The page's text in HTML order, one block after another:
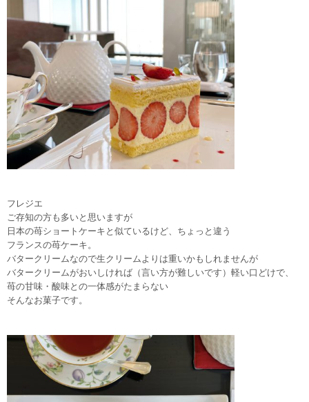
フレジエ
ご存知の方も多いと思いますが
日本の苺ショートケーキと似ているけど、ちょっと違う
フランスの苺ケーキ。
バタークリームなので生クリームよりは重いかもしれませんが
バタークリームがおいしければ（言い方が難しいです）軽い口どけで、
苺の甘味・酸味との一体感がたまらない
そんなお菓子です。